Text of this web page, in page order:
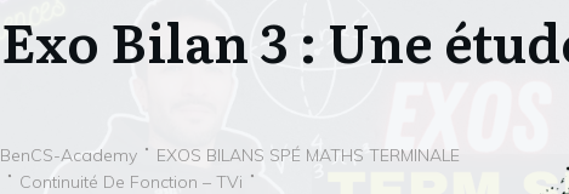
Exo Bilan 3 : Une
BenCS-Academy
EXOS BILANS SPÉ MATHS TERMINALE
Continuité De Fonction – TVi